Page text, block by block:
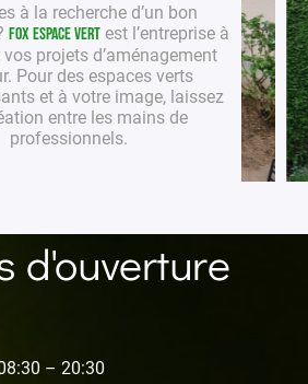
à la recherche d’un bon
Fox Espace Vert est l’entreprise à
projets d’aménagement
. Pour desespaces verts
et à votre image, laissez
entre les mains de
professionnels.
d'ouverture
– 20:30